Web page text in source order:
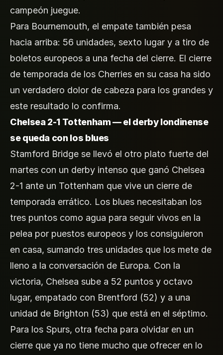
campeón juegue.
Para Bournemouth, el empate también pesa
hacia arriba: 56 unidades, sexto lugar y a tiro de
boletos europeos a una fecha del cierre. El cierre
de temporada de los Cherries en su casa ha sido
un verdadero dolor de cabeza para los grandes y
este resultado lo confirma.
Chelsea 2-1 Tottenham — el derby londinense
se queda con los blues
Stamford Bridge se llevó el otro plato fuerte del
martes con un derby intenso que ganó Chelsea
2-1 ante un Tottenham que vive un cierre de
temporada errático. Los blues necesitaban los
tres puntos como agua para seguir vivos en la
pelea por puestos europeos y los consiguieron
en casa, sumando tres unidades que los mete de
lleno a la conversación de Europa. Con la
victoria, Chelsea sube a 52 puntos y octavo
lugar, empatado con Brentford (52) y a una
unidad de Brighton (53) que está en el séptimo.
Para los Spurs, otra fecha para olvidar en un
cierre que ya no tiene mucho que ofrecer en lo